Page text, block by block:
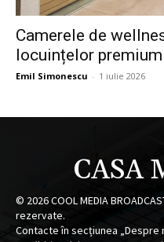
Camerele de
locuințelor premium
Emil Simonescu - 1 iulie 2026
CASA
© 2026COOL MEDIA
rezervate.
Contacte în secțiunea „Despre